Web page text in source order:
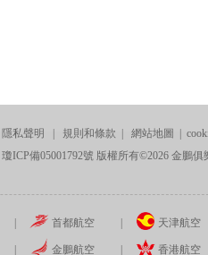
隱私聲明 規則和條款 網站地圖
瓊ICP備05001792號 版權所有©2026 金鵬俱
首都航空 天津航空
金鵬航空 香港航空